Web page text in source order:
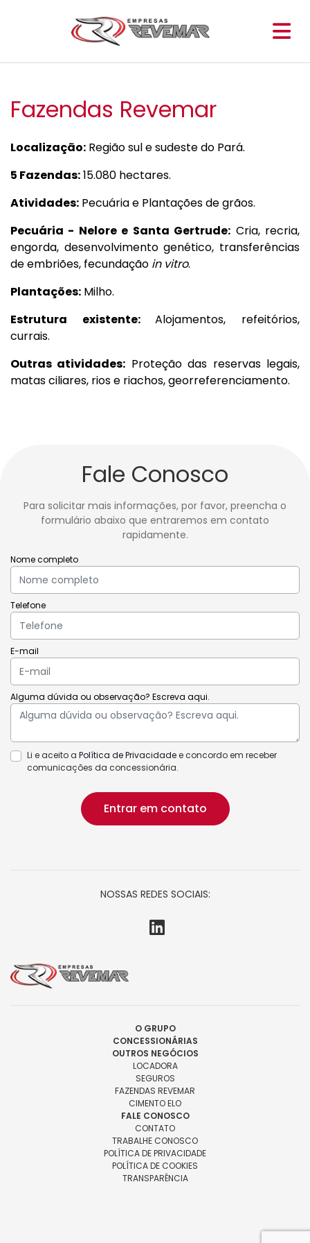
Fazendas Revemar
Localização: Região sul e sudeste do Pará.
5 Fazendas:15.080 hectares.
Atividades: Pecuária e Plantações de grãos.
Pecuária - Nelore e Santa Gertrude: Cria, recria,
engorda, desenvolvimento genético, transferências
de embriões, fecundação in vitro.
Plantações: Milho.
Estrutura existente:Alojamentos, refeitórios,
currais.
Outras atividades: Proteção das reservas legais,
matas ciliares, rios e riachos, georreferenciamento.
Fale Conosco
Para solicitar mais informações, por favor, preencha o
formulário abaixo que entraremos em contato
rapidamente.
Nome completo
Telefone
E-mail
Alguma dúvida ou observação? Escreva aqui.
Li e aceito a Política de Privacidadee concordo em receber
comunicações da concessionária.
Entrar em contato
NOSSAS REDES SOCIAIS:
O GRUPO
CONCESSIONÁRIAS
OUTROS NEGÓCIOS
LOCADORA
SEGUROS
FAZENDAS REVEMAR
CIMENTO ELO
FALE CONOSCO
CONTATO
TRABALHE CONOSCO
POLÍTICA DE PRIVACIDADE
POLÍTICA DE COOKIES
TRANSPARÊNCIA